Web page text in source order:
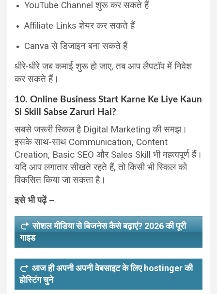
YouTube Channel शुरू कर सकते हैं
Affiliate Links शेयर कर सकते हैं
Canva से डिजाइन बना सकते हैं
धीरे-धीरे जब कमाई शुरू हो जाए, तब आप लैपटॉप में निवेश
कर सकते हैं।
10. Online Business Start Karne Ke Liye Kaun
Si Skill Sabse Zaruri Hai?
सबसे जरूरी स्किल है Digital Marketing की समझ।
इसके साथ-साथ Communication, Content
Creation, Basic SEO और Sales Skill भी महत्वपूर्ण हैं।
यदि आप लगातार सीखते रहते हैं, तो किसी भी स्किल को
विकसित किया जा सकता है।
इसे भी पढ़ें –
सोशल मीडिया से बिजनेस कैसे बढ़ाएं? 2026 की पूरी
गाइड
आज ही अपनी अपनी वेबसाइट के लिए hostinger की
होस्टिंग चुने